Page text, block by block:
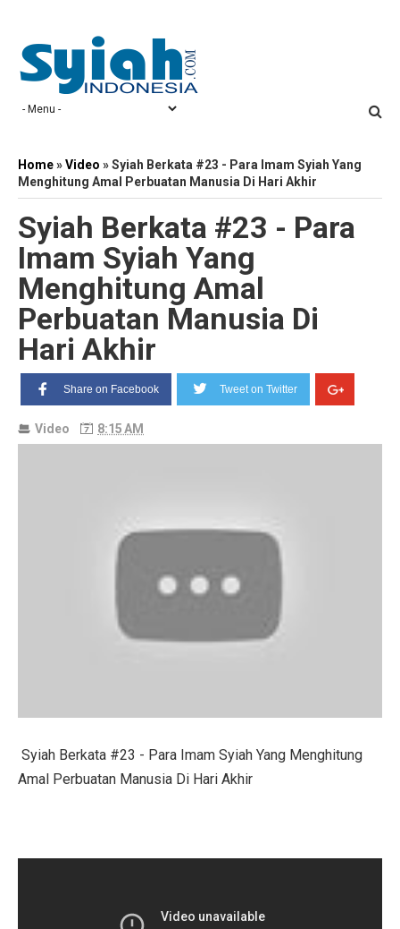
Home»Video »Syiah Berkata #23 - Para Imam Syiah Yang
Menghitung Amal Perbuatan Manusia Di Hari Akhir
Syiah Berkata #23 - Para
Imam Syiah Yang
Menghitung Amal
Perbuatan Manusia Di
Hari Akhir
Share on Facebook Tweet on Twitter
Video 8:15 AM
Syiah Berkata #23 - Para Imam Syiah Yang Menghitung
Amal Perbuatan Manusia Di Hari Akhir